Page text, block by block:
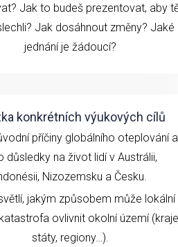
Jak to budeš prezentovat, aby
Jak dosáhnout změny? Jaké
jednání je žádoucí?
konkrétních výukových cílů
příčiny globálního oteplování a
důsledky na život lidí v Austrálii,
Nizozemsku a Česku.
jakým způsobem může lokální
ovlivnit okolní území
státy, regiony…).